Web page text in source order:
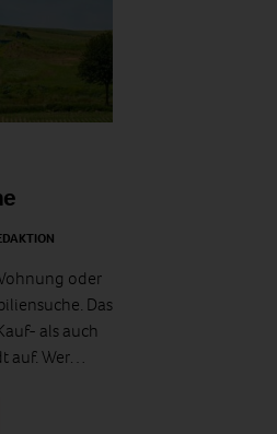
oder
Das
als auch
auf. Wer…